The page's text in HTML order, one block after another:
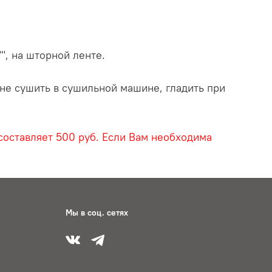
на шторной ленте.
сушить в сушильной машине, гладить при
500 руб. Если Вам необходима
Мы в соц. сетях